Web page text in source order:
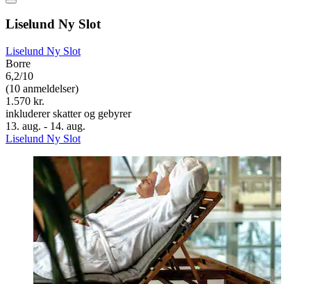
Liselund Ny Slot
Liselund Ny Slot
Borre
6,2/10
(10 anmeldelser)
1.570 kr.
inkluderer skatter og gebyrer
13. aug. - 14. aug.
Liselund Ny Slot